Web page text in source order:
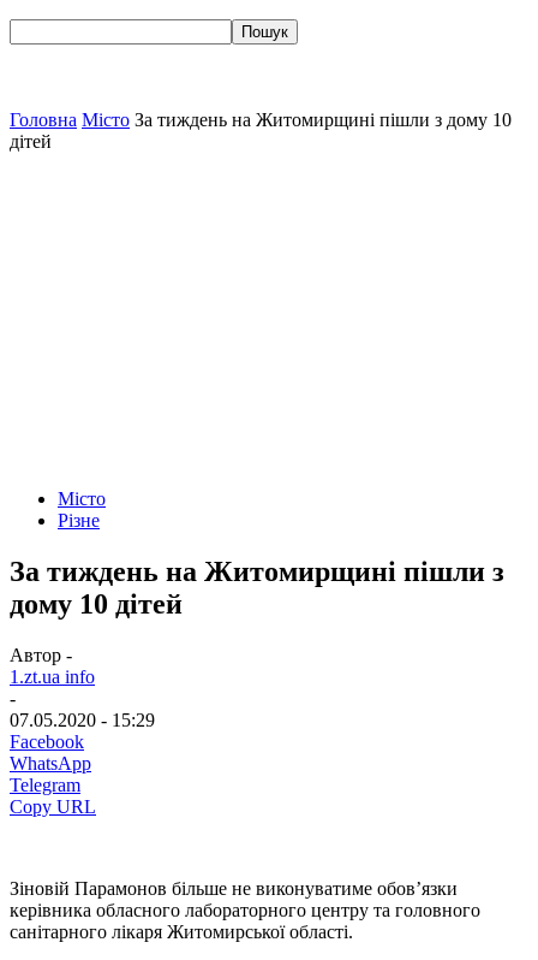
Головна Місто За тиждень на Житомирщині пішли з дому 10
дітей
Місто
Різне
За тиждень на Житомирщині пішли з
дому 10 дітей
Автор -
1.zt.ua info
-
07.05.2020 - 15:29
Facebook
WhatsApp
Telegram
Copy URL
Зіновій Парамонов більше не виконуватиме обов’язки
керівника обласного лабораторного центру та головного
санітарного лікаря Житомирської області.